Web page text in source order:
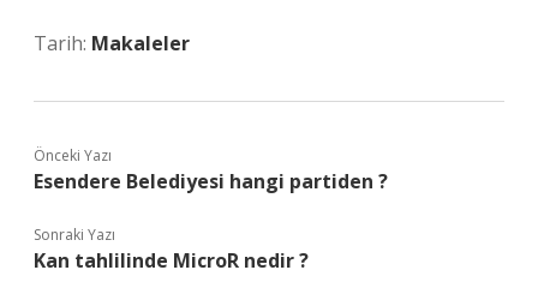
Tarih: Makaleler
Önceki Yazı
Esendere Belediyesi hangi partiden ?
Sonraki Yazı
Kan tahlilinde MicroR nedir ?